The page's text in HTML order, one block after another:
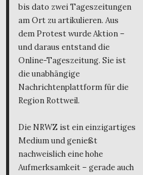
bis dato zwei Tageszeitungen
am Ort zu artikulieren. Aus
dem Protest wurde Aktion –
und daraus entstand die
Online-Tageszeitung. Sie ist
die unabhängige
Nachrichtenplattform für die
Region Rottweil.
Die NRWZ ist ein einzigartiges
Medium und genießt
nachweislich eine hohe
Aufmerksamkeit – gerade auch